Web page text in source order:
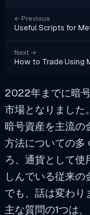
← Previous
Useful Scripts for
Next →
How to Trade Using
2022年までに暗
市場となりました
暗号資産を主流の
方法についての多
ろ、通貨として使
しんでいる従来
でも、話は変わり
主な質問の1つは